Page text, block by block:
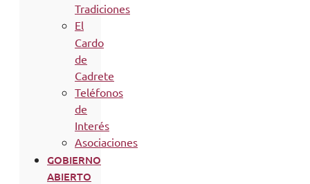
Tradiciones
El
Cardo
de
Cadrete
Teléfonos
de
Interés
Asociaciones
GOBIERNO
ABIERTO